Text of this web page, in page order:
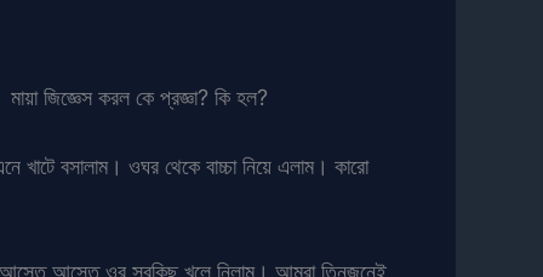
জিজ্ঞেস করল কে প্রজ্ঞা? কি হল?
খাটে বসালাম। ওঘর থেকে বাচ্চা নিয়ে এলাম। কারো
আস্তে আস্তে ওর সবকিছু খুলে নিলাম। আমরা তিনজনেই